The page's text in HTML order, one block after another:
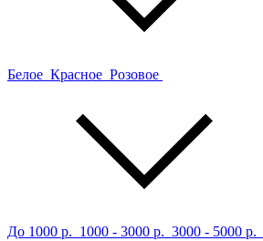
Белое Красное Розовое
До 1000 р. 1000 - 3000 р. 3000 - 5000 р.